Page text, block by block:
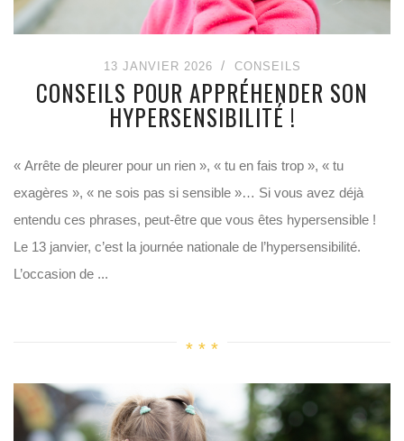
13 JANVIER 2026 CONSEILS
CONSEILS POUR APPRÉHENDER SON
HYPERSENSIBILITÉ !
« Arrête de pleurer pour un rien », « tu en fais trop », « tu
exagères », « ne sois pas si sensible »… Si vous avez déjà
entendu ces phrases, peut-être que vous êtes hypersensible !
Le 13 janvier, c’est la journée nationale de l’hypersensibilité.
L’occasion de ...